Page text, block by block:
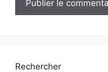
Rechercher